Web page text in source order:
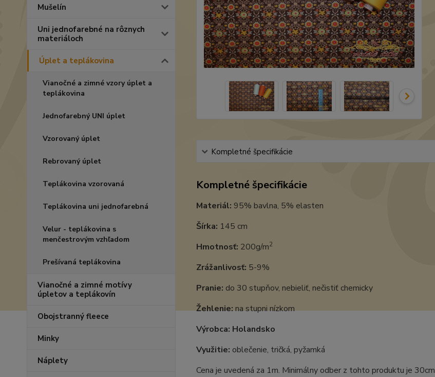
Mušelín
Uni jednofarebné na rôznych
materiáloch
Úplet a teplákovina
Vianočné a zimné vzory úplet a
teplákovina
Jednofarebný UNI úplet
Vzorovaný úplet
Rebrovaný úplet
Teplákovina vzorovaná
Teplákovina uni jednofarebná
Velur - teplákovina s
menčestrovým vzhľadom
Prešívaná teplákovina
Vianočné a zimné motívy
úpletov a teplákovín
Obojstranný fleece
Minky
Náplety
Kompletné špecifikácie
Kompletné špecifikácie
Materiál: 95% bavlna, 5% elasten
Šírka: 145 cm
Hmotnosť: 200g/m2
Zrážanlivosť: 5-9%
Pranie: do 30 stupňov, nebieliť, nečistiť chemicky
Žehlenie:na stupni nízkom
Výrobca: Holandsko
Využitie: oblečenie, tričká, pyžamká
Cena je uvedená za 1m. Minimálny odber z tohto produktu je